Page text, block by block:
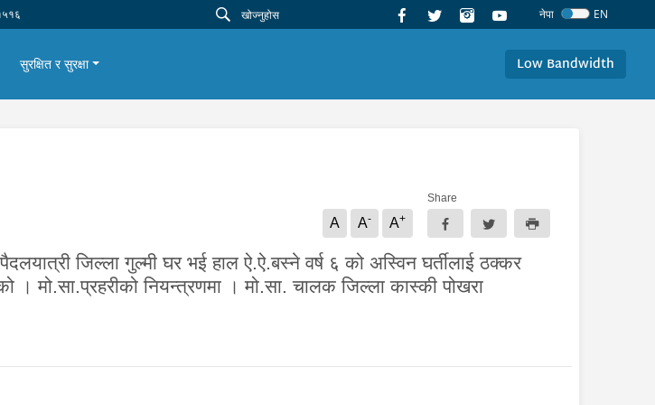
नेपा EN
सुरक्षित र सुरक्षा Low Bandwidth
A A- A+
Share
जिल्ला गुल्मी घर भई हाल ऐ.ऐ.बस्ने वर्ष ६ को अस्विन घर्तीलाई ठक्कर
। मो.सा.प्रहरीको नियन्त्रणमा । मो.सा. चालक जिल्ला कास्की पोखरा